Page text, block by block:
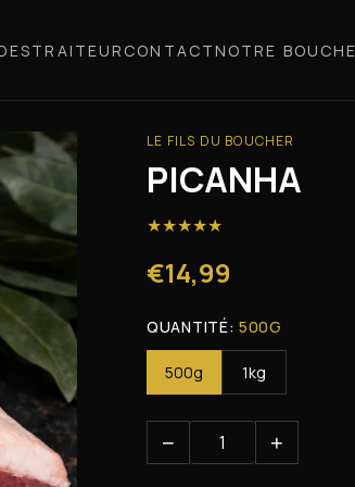
TRAITEUR CONTACTNOTRE
LE FILS DU BOUCHER
PICANHA
★★★★★
€14,99
QUANTITÉ: 500G
500g 1kg
− +